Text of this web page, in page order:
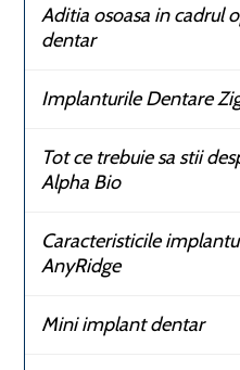
Aditia osoasa in cadrul
dentar
Implanturile Dentare
Tot ce trebuie sa stii
Alpha Bio
Caracteristicile
AnyRidge
Mini implant dentar